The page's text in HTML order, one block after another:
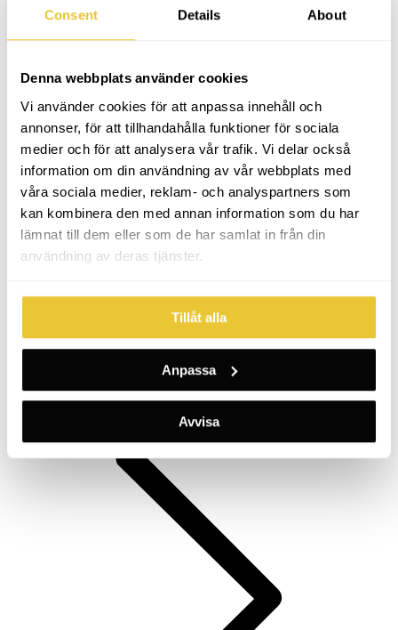
Consent Details About
Denna webbplats använder cookies
Vi använder cookies för att anpassa innehåll och
annonser, för att tillhandahålla funktioner för sociala
medier och för att analysera vår trafik. Vi delar också
information om din användning av vår webbplats med
våra sociala medier, reklam- och analyspartners som
kan kombinera den med annan information som du har
lämnat till dem eller som de har samlat in från din
användning av deras tjänster.
Tillåt alla
Anpassa
Avvisa
Project
navigation
PreviousPrevious
Folder i A4 format